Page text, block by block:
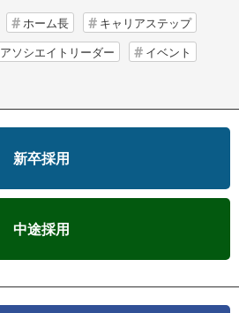
ホーム長
キャリアステップ
アソシエイトリーダー
イベント
新卒採用
中途採用